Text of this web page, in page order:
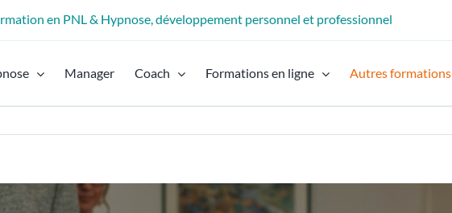
en PNL & Hypnose, développement personnel et professionnel
Manager Coach Formations en ligne Autres formations